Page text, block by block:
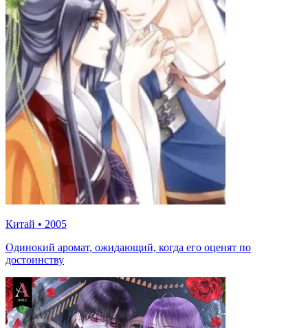
Китай • 2005
Одинокий аромат, ожидающий, когда его оценят по
достоинству